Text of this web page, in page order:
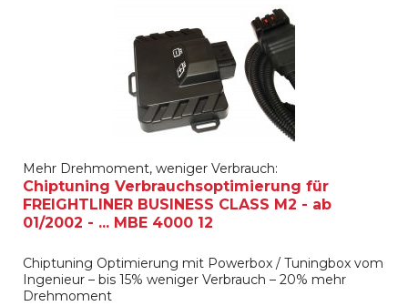
Mehr Drehmoment, weniger Verbrauch:
Chiptuning Verbrauchsoptimierung für
FREIGHTLINER BUSINESS CLASS M2 - ab
01/2002 - ... MBE 4000 12
Chiptuning Optimierung mit Powerbox / Tuningbox vom
Ingenieur – bis 15% weniger Verbrauch – 20% mehr
Drehmoment